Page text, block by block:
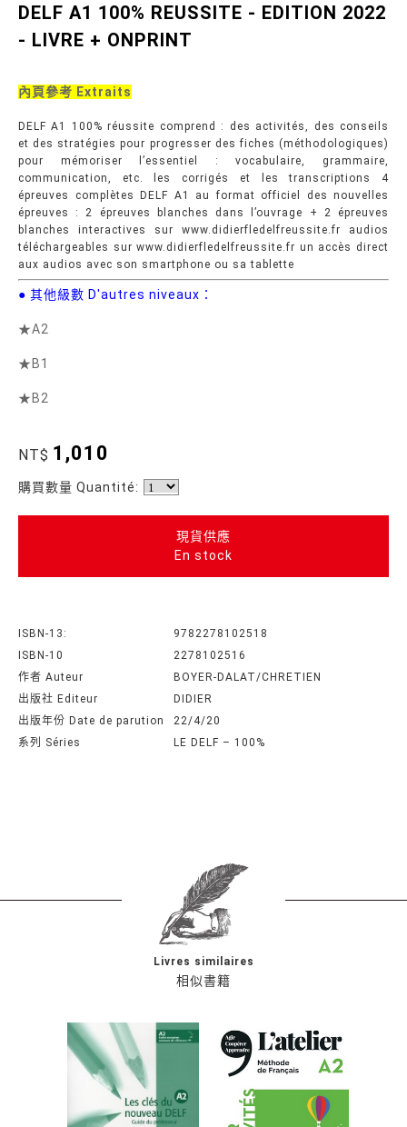
DELF A1 100% REUSSITE - EDITION 2022
- LIVRE + ONPRINT
內頁參考 Extraits
DELF A1 100% réussite comprend : des activités, des conseils
et des stratégies pour progresser des fiches (méthodologiques)
pour mémoriser l’essentiel : vocabulaire, grammaire,
communication, etc. les corrigés et les transcriptions 4
épreuves complètes DELF A1 au format officiel des nouvelles
épreuves : 2 épreuves blanches dans l’ouvrage + 2 épreuves
blanches interactives sur www.didierfledelfreussite.fr audios
téléchargeables sur www.didierfledelfreussite.fr un accès direct
aux audios avec son smartphone ou sa tablette
● 其他級數 D'autres niveaux：
★A2
★B1
★B2
NT$ 1,010
購買數量 Quantité:
現貨供應
En stock
ISBN-13:
9782278102518
ISBN-10
2278102516
作者 Auteur
BOYER-DALAT/CHRETIEN
出版社 Editeur
DIDIER
出版年份 Date de parution
22/4/20
系列 Séries
LE DELF – 100%
相似書籍
Livres similaires